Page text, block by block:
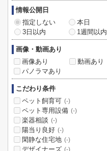
情報公開日
指定しない
本日
3日以内
1週間以内
画像・動画あり
画像あり
動画あり
パノラマあり
こだわり条件
ペット飼育可 (-)
ペット専用設備 (-)
楽器相談 (-)
陽当り良好 (-)
閑静な住宅地 (-)
デザイナーズ (-)